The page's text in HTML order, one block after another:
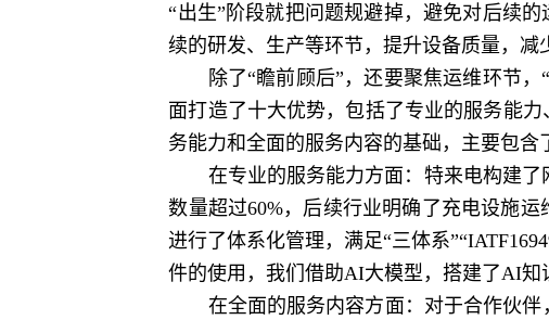
“出生”阶段就把问题规避掉，避免对后续
续的研发、生产等环节，提升设备质量，减
除了“瞻前顾后”，还要聚焦运维环节，“
面打造了十大优势，包括了专业的服务能
务能力和全面的服务内容的基础，主要包含
在专业的服务能力方面：特来电构建了
数量超过60%，后续行业明确了充电设施
进行了体系化管理，满足“三体系
件的使用，我们借助AI大模型，搭建了AI知
在全面的服务内容方面：对于合作伙伴